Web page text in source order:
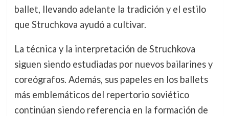
ballet, llevando adelante la tradición y el estilo
que Struchkova ayudó a cultivar.
La técnica y la interpretación de Struchkova
siguen siendo estudiadas por nuevos bailarines y
coreógrafos. Además, sus papeles en los ballets
más emblemáticos del repertorio soviético
continúan siendo referencia en la formación de